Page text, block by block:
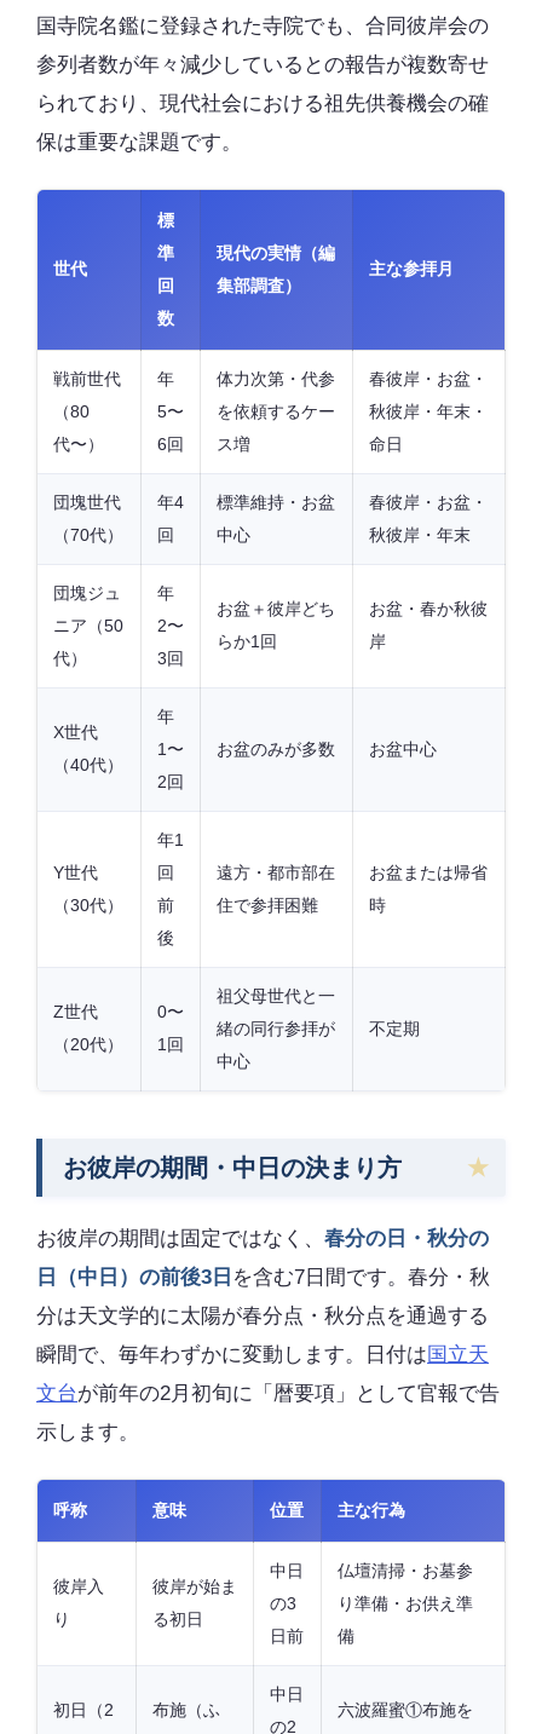
国寺院名鑑に登録された寺院でも、合同彼岸会の
参列者数が年々減少しているとの報告が複数寄せ
られており、現代社会における祖先供養機会の確
保は重要な課題です。
世代
標
準
回
数
現代の実情（編
集部調査）
主な参拝月
戦前世代
（80
代〜）
年
5〜
6回
体力次第・代参
を依頼するケー
ス増
春彼岸・お盆・
秋彼岸・年末・
命日
団塊世代
（70代）
年4
回
標準維持・お盆
中心
春彼岸・お盆・
秋彼岸・年末
団塊ジュ
ニア（50
代）
年
2〜
3回
お盆＋彼岸どち
らか1回
お盆・春か秋彼
岸
X世代
（40代）
年
1〜
2回
お盆のみが多数 お盆中心
Y世代
（30代）
年1
回
前
後
遠方・都市部在
住で参拝困難
お盆または帰省
時
Z世代
（20代）
0〜
1回
祖父母世代と一
緒の同行参拝が
中心
不定期
お彼岸の期間・中日の決まり方
お彼岸の期間は固定ではなく、 春分の日・秋分の
日（中日）の前後3日 を含む7日間です。春分・秋
分は天文学的に太陽が春分点・秋分点を通過する
瞬間で、毎年わずかに変動します。日付は 国立天
文台が前年の2月初旬に「暦要項」として官報で告
示します。
呼称 意味 位置 主な行為
彼岸入
り
彼岸が始ま
る初日
中日
の3
日前
仏壇清掃・お墓参
り準備・お供え準
備
初日（2
布施（ふ
中日
の2
六波羅蜜①布施を